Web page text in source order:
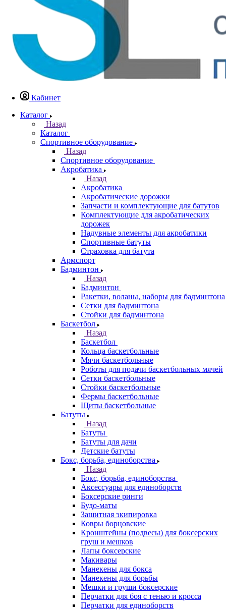
Кабинет
Каталог
Назад
Каталог
Спортивное оборудование
Назад
Спортивное оборудование
Акробатика
Назад
Акробатика
Акробатические дорожки
Запчасти и комплектующие для батутов
Комплектующие для акробатических
дорожек
Надувные элементы для акробатики
Спортивные батуты
Страховка для батута
Армспорт
Бадминтон
Назад
Бадминтон
Ракетки, воланы, наборы для бадминтона
Сетки для бадминтона
Стойки для бадминтона
Баскетбол
Назад
Баскетбол
Кольца баскетбольные
Мячи баскетбольные
Роботы для подачи баскетбольных мячей
Сетки баскетбольные
Стойки баскетбольные
Фермы баскетбольные
Щиты баскетбольные
Батуты
Назад
Батуты
Батуты для дачи
Детские батуты
Бокс, борьба, единоборства
Назад
Бокс, борьба, единоборства
Аксессуары для единоборств
Боксерские ринги
Будо-маты
Защитная экипировка
Ковры борцовские
Кронштейны (подвесы) для боксерских
груш и мешков
Лапы боксерские
Макивары
Манекены для бокса
Манекены для борьбы
Мешки и груши боксерские
Перчатки для боя с тенью и кросса
Перчатки для единоборств